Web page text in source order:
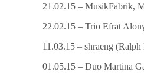
21.02.15 – MusikFabrik,
22.02.15 – Trio Efrat
11.03.15 – shraeng
01.05.15 – Duo Martina